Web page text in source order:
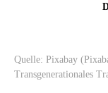
Quelle: Pixabay
Transgenerationales